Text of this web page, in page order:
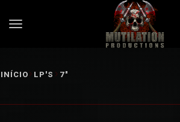
INÍCIO LP'S 7"